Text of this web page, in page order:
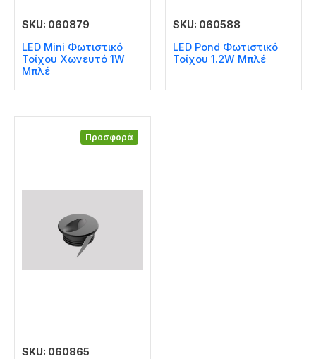
SKU: 060879
LED Mini Φωτιστικό
Τοίχου Χωνευτό 1W
Μπλέ
SKU: 060588
LED Pond Φωτιστικό
Τοίχου 1.2W Μπλέ
Προσφορά
SKU: 060865